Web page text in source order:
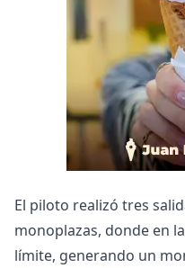
El piloto realizó tres
monoplazas, donde en
límite, generando un